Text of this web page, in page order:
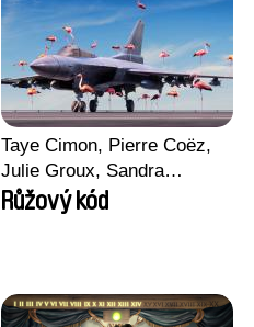
Taye Cimon, Pierre Coëz,
Julie Groux, Sandra
Leydier, Manuarii Morel,
Romain Seisson
Růžový kód